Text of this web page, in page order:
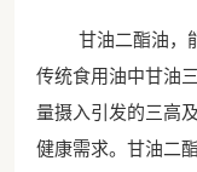
甘油二酯油，
传统食用油中甘油
量摄入引发的三高
健康需求。甘油二